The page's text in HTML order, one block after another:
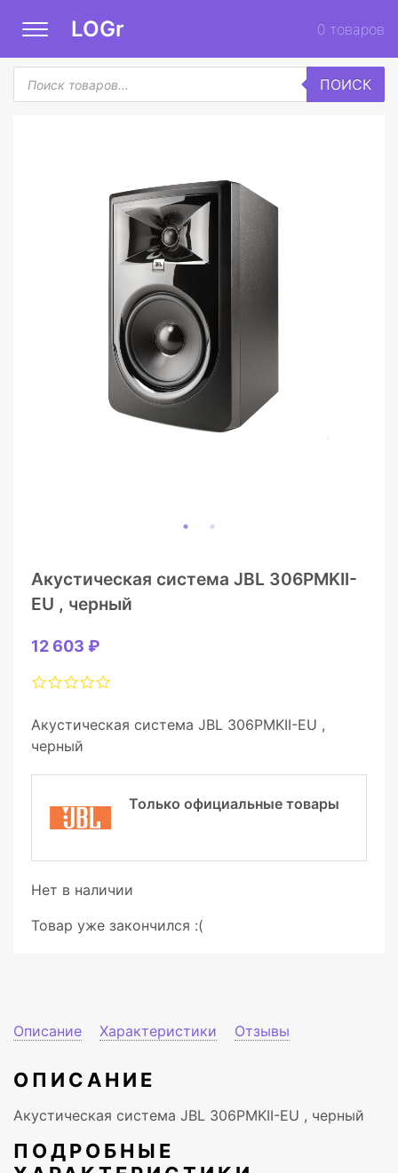
LOGr 0 товаров
Поиск
товаров
ПОИСК
Акустическая система JBL 306PMKII-
EU , черный
12 603 ₽
Акустическая система JBL 306PMKII-EU ,
черный
Только официальные товары
Нет в наличии
Товар уже закончился :(
Описание Характеристики Отзывы
ОПИСАНИЕ
Акустическая система JBL 306PMKII-EU , черный
ПОДРОБНЫЕ